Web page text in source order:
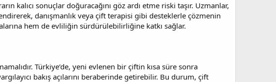
kalıcı sonuçlar doğuracağını göz ardı etme riski taşır. Uzmanlar,
danışmanlık veya çift terapisi gibi desteklerle çözmenin
hem de evliliğin sürdürülebilirliğine katkı sağlar.
Türkiye’de, yeni evlenen bir çiftin kısa süre sonra
bakış açılarını beraberinde getirebilir. Bu durum, çift